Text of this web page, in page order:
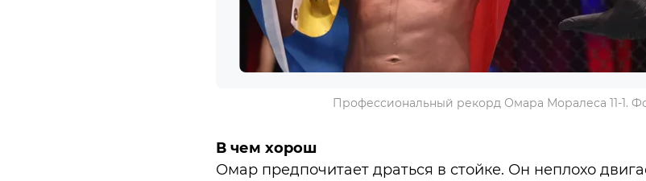
Профессиональный рекорд Омара Моралеса 11-1.
В чем хорош
Омар предпочитает драться в стойке. Он неплохо